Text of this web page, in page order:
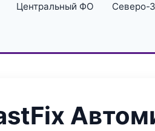
Центральный ФО Северо-